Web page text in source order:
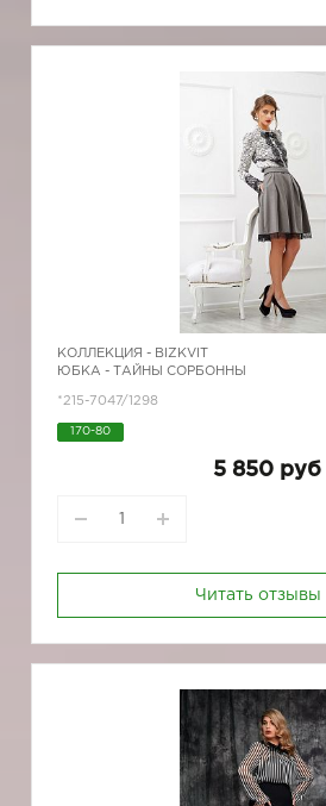
КОЛЛЕКЦИЯ - BIZKVIT
ЮБКА - ТАЙНЫ СОРБОННЫ
*215-7047/1298
170-80
5 850 руб
Читать отзывы